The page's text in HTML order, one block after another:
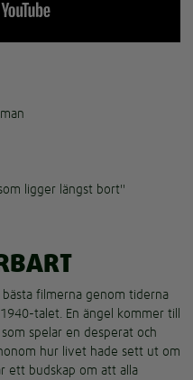
ligger längst bort"
filmerna genom tiderna
talet. En ängel kommer till
spelar en desperat och
hur livet hade sett ut om
ett budskap om att alla